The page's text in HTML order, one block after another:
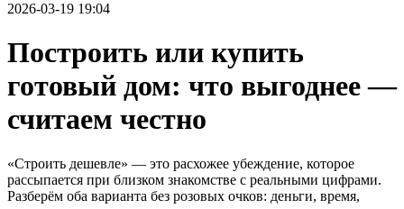
2026-03-19 19:04
Построить или купить
готовый дом: что выгоднее —
считаем честно
«Строить дешевле» — это расхожее убеждение, которое
рассыпается при близком знакомстве с реальными цифрами.
Разберём оба варианта без розовых очков: деньги, время,